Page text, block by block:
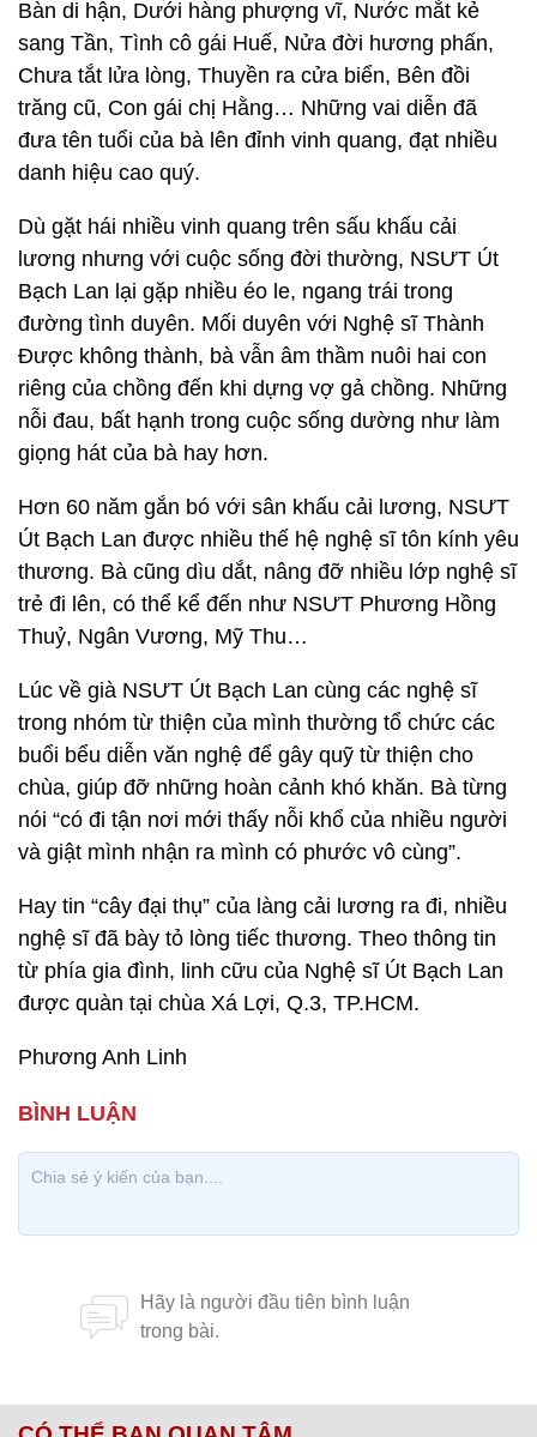
Bàn di hận, Dưới hàng phượng vĩ, Nước mắt kẻ
sang Tần, Tình cô gái Huế, Nửa đời hương phấn,
Chưa tắt lửa lòng, Thuyền ra cửa biển, Bên đồi
trăng cũ, Con gái chị Hằng… Những vai diễn đã
đưa tên tuổi của bà lên đỉnh vinh quang, đạt nhiều
danh hiệu cao quý.
Dù gặt hái nhiều vinh quang trên sấu khấu cải
lương nhưng với cuộc sống đời thường, NSƯT Út
Bạch Lan lại gặp nhiều éo le, ngang trái trong
đường tình duyên. Mối duyên với Nghệ sĩ Thành
Được không thành, bà vẫn âm thầm nuôi hai con
riêng của chồng đến khi dựng vợ gả chồng. Những
nỗi đau, bất hạnh trong cuộc sống dường như làm
giọng hát của bà hay hơn.
Hơn 60 năm gắn bó với sân khấu cải lương, NSƯT
Út Bạch Lan được nhiều thế hệ nghệ sĩ tôn kính yêu
thương. Bà cũng dìu dắt, nâng đỡ nhiều lớp nghệ sĩ
trẻ đi lên, có thể kể đến như NSƯT Phương Hồng
Thuỷ, Ngân Vương, Mỹ Thu…
Lúc về già NSƯT Út Bạch Lan cùng các nghệ sĩ
trong nhóm từ thiện của mình thường tổ chức các
buổi bểu diễn văn nghệ để gây quỹ từ thiện cho
chùa, giúp đỡ những hoàn cảnh khó khăn. Bà từng
nói “có đi tận nơi mới thấy nỗi khổ của nhiều người
và giật mình nhận ra mình có phước vô cùng”.
Hay tin “cây đại thụ” của làng cải lương ra đi, nhiều
nghệ sĩ đã bày tỏ lòng tiếc thương. Theo thông tin
từ phía gia đình, linh cữu của Nghệ sĩ Út Bạch Lan
được quàn tại chùa Xá Lợi, Q.3, TP.HCM.
Phương Anh Linh